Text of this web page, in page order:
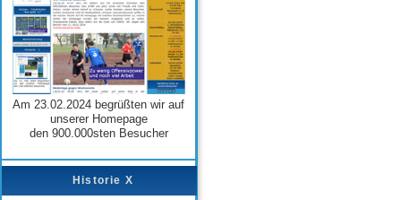
Am 23.02.2024 begrüßten wir auf
unserer Homepage
den 900.000sten Besucher
Historie X